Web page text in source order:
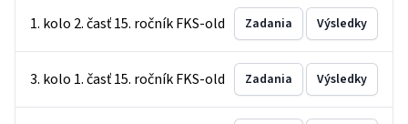
1. kolo 2. časť 15. ročník FKS-old Zadania Výsledky
3. kolo 1. časť 15. ročník FKS-old Zadania Výsledky